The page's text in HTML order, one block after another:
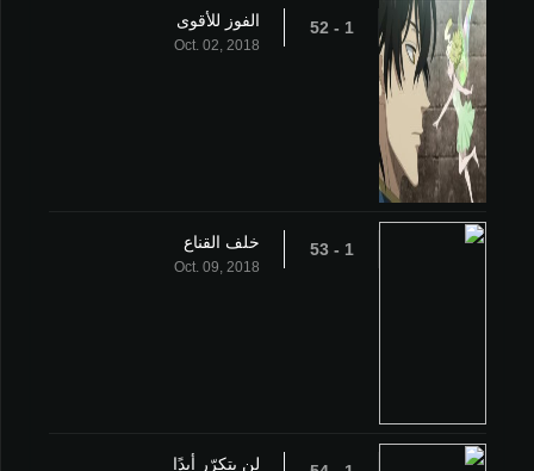
1 - 52 الفوز للأقوى
Oct. 02, 2018
1 - 53 خلف القناع
Oct. 09, 2018
لن يتكرّر أبدًا